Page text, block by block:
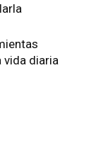
diaria